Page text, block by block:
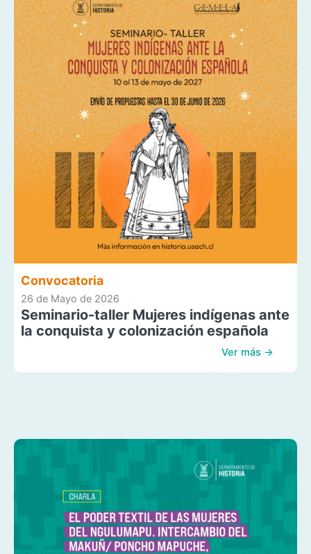
Convocatoria
26 de Mayo de 2026
Seminario-taller Mujeres indígenas ante
la conquista y colonización española
Ver más →